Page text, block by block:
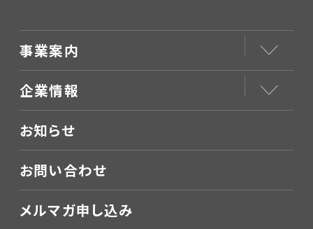
事業案内
企業情報
お知らせ
お問い合わせ
メルマガ申し込み